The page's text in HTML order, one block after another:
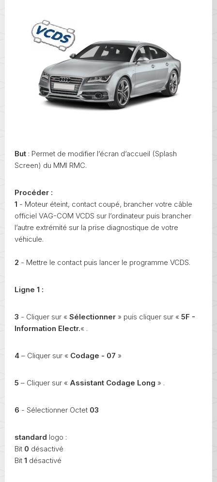
But : Permet de modifier l’écran d’accueil (Splash
Screen) du MMI RMC.
Procéder :
1 - Moteur éteint, contact coupé, brancher votre câble
officiel VAG-COM VCDS sur l’ordinateur puis brancher
l’autre extrémité sur la prise diagnostique de votre
véhicule.
2 - Mettre le contact puis lancer le programme VCDS.
Ligne 1 :
3 - Cliquer sur « Sélectionner » puis cliquer sur « 5F -
Information Electr.« .
4 – Cliquer sur « Codage - 07 »
5 – Cliquer sur « Assistant Codage Long » .
6 - Sélectionner Octet 03
standard logo :
Bit 0 désactivé
Bit 1 désactivé